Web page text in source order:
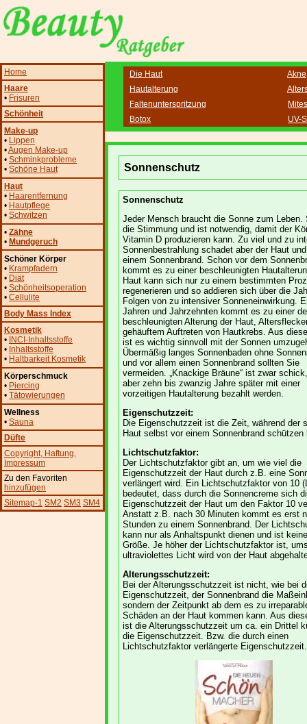
Die Haut
Akne
Hautalterung
Faltenunterspritzung
Botox
UV-
Sonnenschutz
Sonnenschutz
Jeder Mensch braucht die Sonne zum Leben.
die Stimmung und ist notwendig, damit der
Vitamin D produzieren kann. Zu viel und zu
Sonnenbestrahlung schadet aber der Haut
einem Sonnenbrand. Schon vor dem
kommt es zu einer beschleunigten
Haut kann sich nur zu einem bestimmten
regenerieren und so addieren sich über die
Folgen von zu intensiver Sonneneinwirkung.
Jahren und Jahrzehnten kommt es zu einer
beschleunigten Alterung der Haut,
gehäuftem Auftreten von Hautkrebs. Aus
ist es wichtig sinnvoll mit der Sonnen
Übermäßig langes Sonnenbaden ohne
und vor allem einen Sonnenbrand sollten Sie
vermeiden. „Knackige Bräune“ ist zwar
aber zehn bis zwanzig Jahre später mit einer
vorzeitigen Hautalterung bezahlt werden.
Eigenschutzzeit:
Die Eigenschutzzeit ist die Zeit, während der
Haut selbst vor einem Sonnenbrand schützen
Lichtschutzfaktor:
Der Lichtschutzfaktor gibt an, um wie viel die
Eigenschutzzeit der Haut durch z.B. eine
verlängert wird. Ein Lichtschutzfaktor von 10
bedeutet, dass durch die Sonnencreme sich
Eigenschutzzeit der Haut um den Faktor 10
Anstatt z.B. nach 30 Minuten kommt es erst
Stunden zu einem Sonnenbrand. Der
kann nur als Anhaltspunkt dienen und ist
Größe. Je höher der Lichtschutzfaktor ist,
ultraviolettes Licht wird von der Haut
Alterungsschutzzeit:
Bei der Alterungsschutzzeit ist nicht, wie bei
Eigenschutzzeit, der Sonnenbrand die
sondern der Zeitpunkt ab dem es zu
Schäden an der Haut kommen kann. Aus
ist die Alterungsschutzzeit um ca. ein Drittel
die Eigenschutzzeit. Bzw. die durch einen
Lichtschutzfaktor verlängerte Eigenschutzzeit.
Home
Haare
• Frisuren
Schönheit
Make-up
• Lippen
•Augen Make-up
• Schminkprobleme
• Schöne Haut
Haut
• Haarentfernung
• Hautpflege
• Schwitzen
• Zähne
• Mundgeruch
Schöner Körper
• Krampfadern
• Diät
• Schönheitsoperation
• Cellulite
Body Mass Index
Kosmetik
• INCI-Inhaltsstoffe
• Inhaltsstoffe
• Haltbarkeit Kosmetik
Körperschmuck
• Piercing
• Tätowierungen
Wellness
• Sauna
Düfte
Copyright, Haftung,
Impressum
Zu den Favoriten
hinzufügen
Sitemap-1 SM2 SM3 SM4